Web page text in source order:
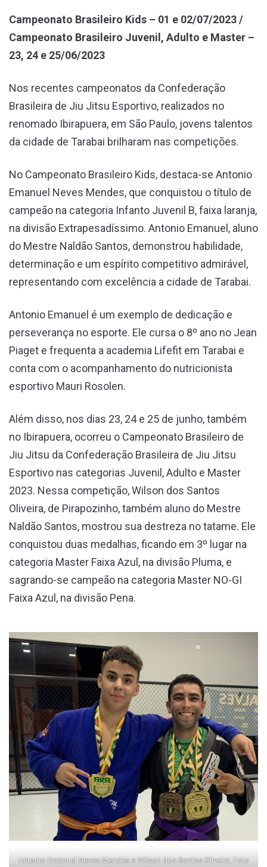
Campeonato Brasileiro Kids – 01 e 02/07/2023 /
Campeonato Brasileiro Juvenil, Adulto e Master –
23, 24 e 25/06/2023
Nos recentes campeonatos da Confederação
Brasileira de Jiu Jitsu Esportivo, realizados no
renomado Ibirapuera, em São Paulo, jovens talentos
da cidade de Tarabai brilharam nas competições.
No Campeonato Brasileiro Kids, destaca-se Antonio
Emanuel Neves Mendes, que conquistou o título de
campeão na categoria Infanto Juvenil B, faixa laranja,
na divisão Extrapesadíssimo. Antonio Emanuel, aluno
do Mestre Naldão Santos, demonstrou habilidade,
determinação e um espírito competitivo admirável,
representando com excelência a cidade de Tarabai.
Antonio Emanuel é um exemplo de dedicação e
perseverança no esporte. Ele cursa o 8º ano no Jean
Piaget e frequenta a academia Lifefit em Tarabai e
conta com o acompanhamento do nutricionista
esportivo Mauri Rosolen.
Além disso, nos dias 23, 24 e 25 de junho, também
no Ibirapuera, ocorreu o Campeonato Brasileiro de
Jiu Jitsu da Confederação Brasileira de Jiu Jitsu
Esportivo nas categorias Juvenil, Adulto e Master
2023. Nessa competição, Wilson dos Santos
Oliveira, de Pirapozinho, também aluno do Mestre
Naldão Santos, mostrou sua destreza no tatame. Ele
conquistou duas medalhas, ficando em 3º lugar na
categoria Master Faixa Azul, na divisão Pluma, e
sagrando-se campeão na categoria Master NO-GI
Faixa Azul, na divisão Pena.
Antonio Emanuel Neves Mendes e Wilson dos Santos Oliveira. Foto